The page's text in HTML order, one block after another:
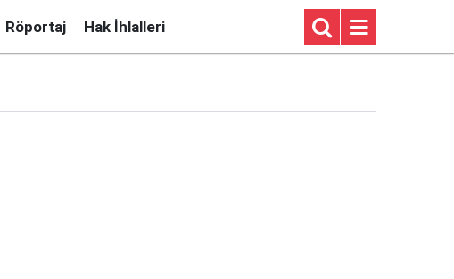
Röportaj Hak İhlalleri